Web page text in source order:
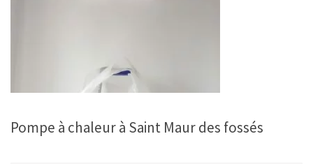
Pompe à chaleur à Saint Maur des fossés